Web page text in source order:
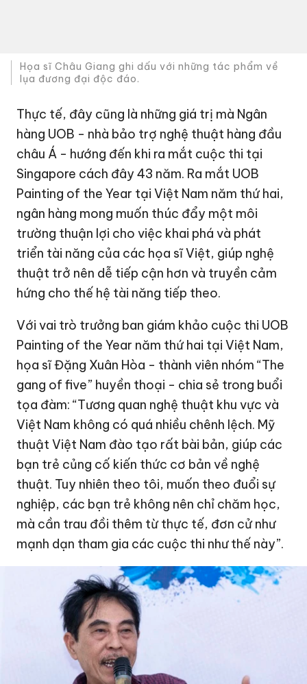
Họa sĩ Châu Giang ghi dấu với những tác phẩm về
lụa đương đại độc đáo.
Thực tế, đây cũng là những giá trị mà Ngân
hàng UOB - nhà bảo trợ nghệ thuật hàng đầu
châu Á - hướng đến khi ra mắt cuộc thi tại
Singapore cách đây 43 năm. Ra mắt UOB
Painting of the Year tại Việt Nam năm thứ hai,
ngân hàng mong muốn thúc đẩy một môi
trường thuận lợi cho việc khai phá và phát
triển tài năng của các họa sĩ Việt, giúp nghệ
thuật trở nên dễ tiếp cận hơn và truyền cảm
hứng cho thế hệ tài năng tiếp theo.
Với vai trò trưởng ban giám khảo cuộc thi UOB
Painting of the Year năm thứ hai tại Việt Nam,
họa sĩ Đặng Xuân Hòa - thành viên nhóm “The
gang of five” huyền thoại - chia sẻ trong buổi
tọa đàm: “Tương quan nghệ thuật khu vực và
Việt Nam không có quá nhiều chênh lệch. Mỹ
thuật Việt Nam đào tạo rất bài bản, giúp các
bạn trẻ củng cố kiến thức cơ bản về nghệ
thuật. Tuy nhiên theo tôi, muốn theo đuổi sự
nghiệp, các bạn trẻ không nên chỉ chăm học,
mà cần trau đồi thêm từ thực tế, đơn cử như
mạnh dạn tham gia các cuộc thi như thế này”.